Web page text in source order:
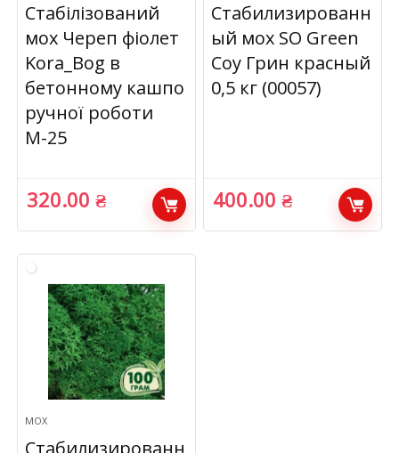
Стабілізований
мох Череп фіолет
Kora_Bog в
бетонному кашпо
ручної роботи
М-25
320.00₴
Стабилизированн
ый мох SO Green
Соу Грин красный
0,5 кг (00057)
400.00₴
МОХ
Стабилизированн